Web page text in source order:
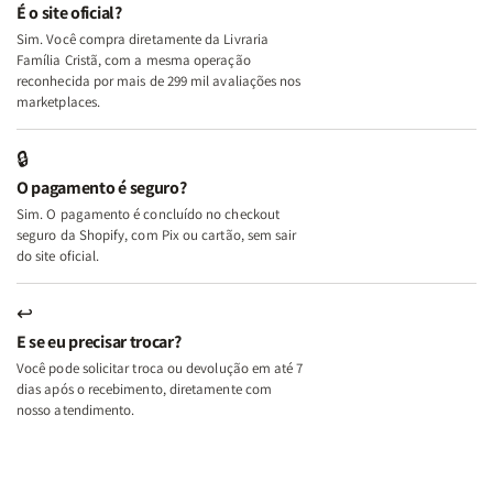
Deus
+
A
Mulher
Lar
+
A
Lar
É o site oficial?
Sim. Você compra diretamente da Livraria
Família Cristã, com a mesma operação
reconhecida por mais de 299 mil avaliações nos
marketplaces.
🔒
O pagamento é seguro?
Sim. O pagamento é concluído no checkout
seguro da Shopify, com Pix ou cartão, sem sair
do site oficial.
↩
E se eu precisar trocar?
Você pode solicitar troca ou devolução em até 7
dias após o recebimento, diretamente com
nosso atendimento.